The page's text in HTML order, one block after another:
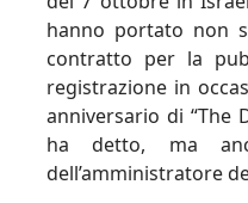
hanno portato non
contratto per la
registrazione in
anniversario di “The
ha detto, ma
dell’amministratore